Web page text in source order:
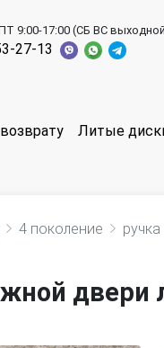
9:00-17:00 (СБ ВС
27-13
Литые
4 поколение
двери